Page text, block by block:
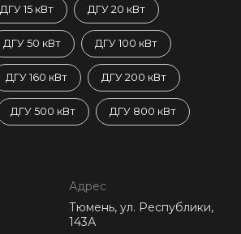
ДГУ 15 кВт ДГУ 20 кВт
ДГУ 50 кВт ДГУ 100 кВт
ДГУ 160 кВт ДГУ 200 кВт
ДГУ 500 кВт ДГУ 800 кВт
Адрес
Тюмень, ул. Республики,
143А